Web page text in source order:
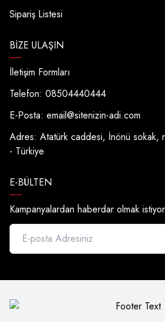
Sipariş Listesi
BIZE ULAŞIN
İletişim Formları
Telefon: 08504440444
E-Posta: email@sitenizin-adi.com
Adres: Atatürk caddesi, İnönü sokak,
- Türkiye
E-BÜLTEN
Kampanyalardan haberdar olmak